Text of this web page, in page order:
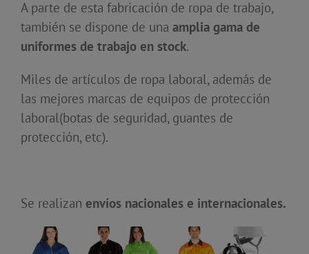
A parte de esta fabricación de ropa de trabajo,
también se dispone de una amplia gama de
uniformes de trabajo en stock.
Miles de artículos de ropa laboral, además de
las mejores marcas de equipos de protección
laboral(botas de seguridad, guantes de
protección, etc).
Se realizan envíos nacionales e internacionales.